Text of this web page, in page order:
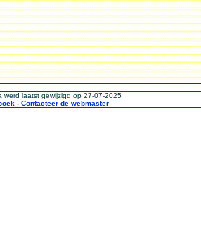
werd laatst gewijzigd op 27-07-2025
- Contacteer de webmaster